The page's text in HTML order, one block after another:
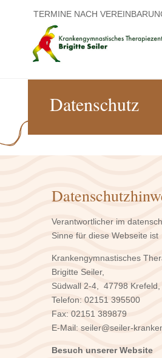
TERMINE NACH
Datenschutz
Verantwortlicher im
Sinne für diese Webseite ist
Krankengymnastisches
Brigitte Seiler,
Südwall 2-4, 47798 Krefeld,
Telefon: 02151 395500
Fax: 02151 389879
E-Mail: seiler@seiler-
Besuch unserer Website